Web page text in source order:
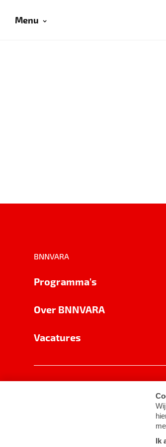
Menu
BNNVARA
Programma's
Over BNNVARA
Vacatures
Cookie-instellingen